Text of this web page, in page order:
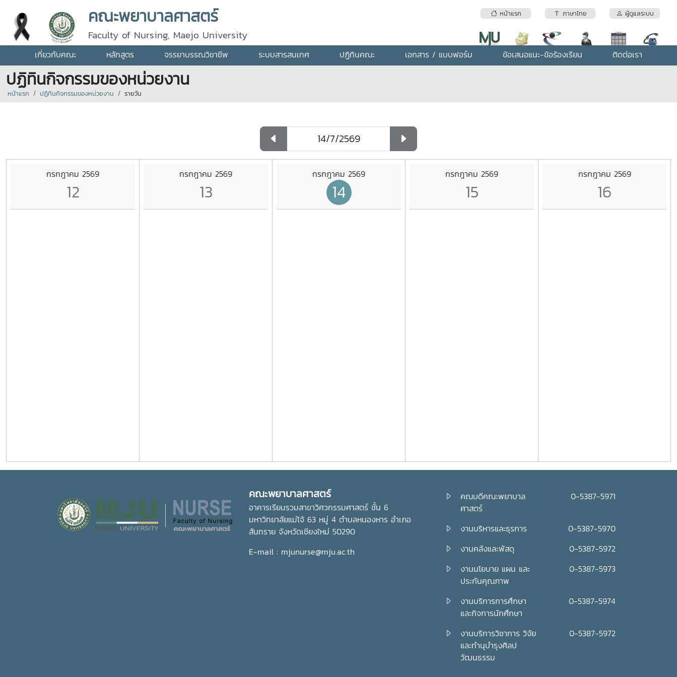
หน้าแรก ภาษาไทย ผู้ดูแลระบบ
คณะพยาบาลศาสตร์
Faculty of Nursing, Maejo University
เกี่ยวกับคณะ หลักสูตร จรรยาบรรณวิชาชีพ ระบบสารสนเทศ ปฏิทินคณะ เอกสาร / แบบฟอร์ม ข้อเสนอแนะ-ข้อร้องเรียน ติดต่อเรา
ปฏิทินกิจกรรมของหน่วยงาน
หน้าแรก ปฏิทินกิจกรรมของหน่วยงาน รายวัน
กรกฎาคม 2569
12
กรกฎาคม 2569
13
กรกฎาคม 2569
14
กรกฎาคม 2569
15
กรกฎาคม 2569
16
คณะพยาบาลศาสตร์
อาคารเรียนรวมสาขาวิศวกรรมศาสตร์ ชั้น 6
มหาวิทยาลัยแม่โจ้ 63 หมู่ 4 ตำบลหนองหาร อำเภอ
สันทราย จังหวัดเชียงใหม่ 50290
E-mail : mjunurse@mju.ac.th
คณบดีคณะพยาบาล
ศาสตร์
0-5387-5971
งานบริหารและธุรการ
0-5387-5970
งานคลังและพัสดุ
0-5387-5972
งานนโยบาย แผน และ
ประกันคุณภาพ
0-5387-5973
งานบริการการศึกษา
และกิจการนักศึกษา
0-5387-5974
งานบริการวิชาการ วิจัย
และทำนุบำรุงศิลป
วัฒนธรรม
0-5387-5972